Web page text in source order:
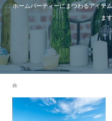
ホームパーティーにまつわるアイテ
ま